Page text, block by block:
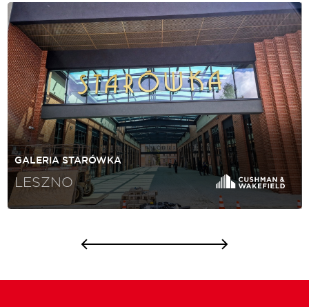
GALERIA STARÓWKA
LESZNO